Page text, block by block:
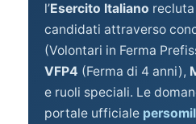
l’Esercito Italiano
candidati attraverso
(Volontari in Ferma
VFP4 (Ferma di 4 anni),
e ruoli speciali. Le
portale ufficiale